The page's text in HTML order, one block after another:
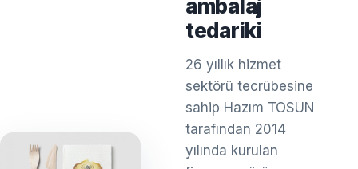
ambalaj
tedariki
26 yıllık hizmet
sektörü tecrübesine
sahip Hazım TOSUN
tarafından 2014
yılında kurulan